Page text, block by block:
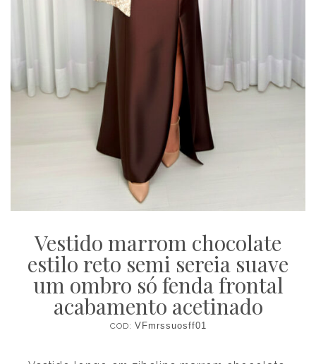
Vestido marrom chocolate
estilo reto semi sereia suave
um ombro só fenda frontal
acabamento acetinado
COD: VFmrssuosff01